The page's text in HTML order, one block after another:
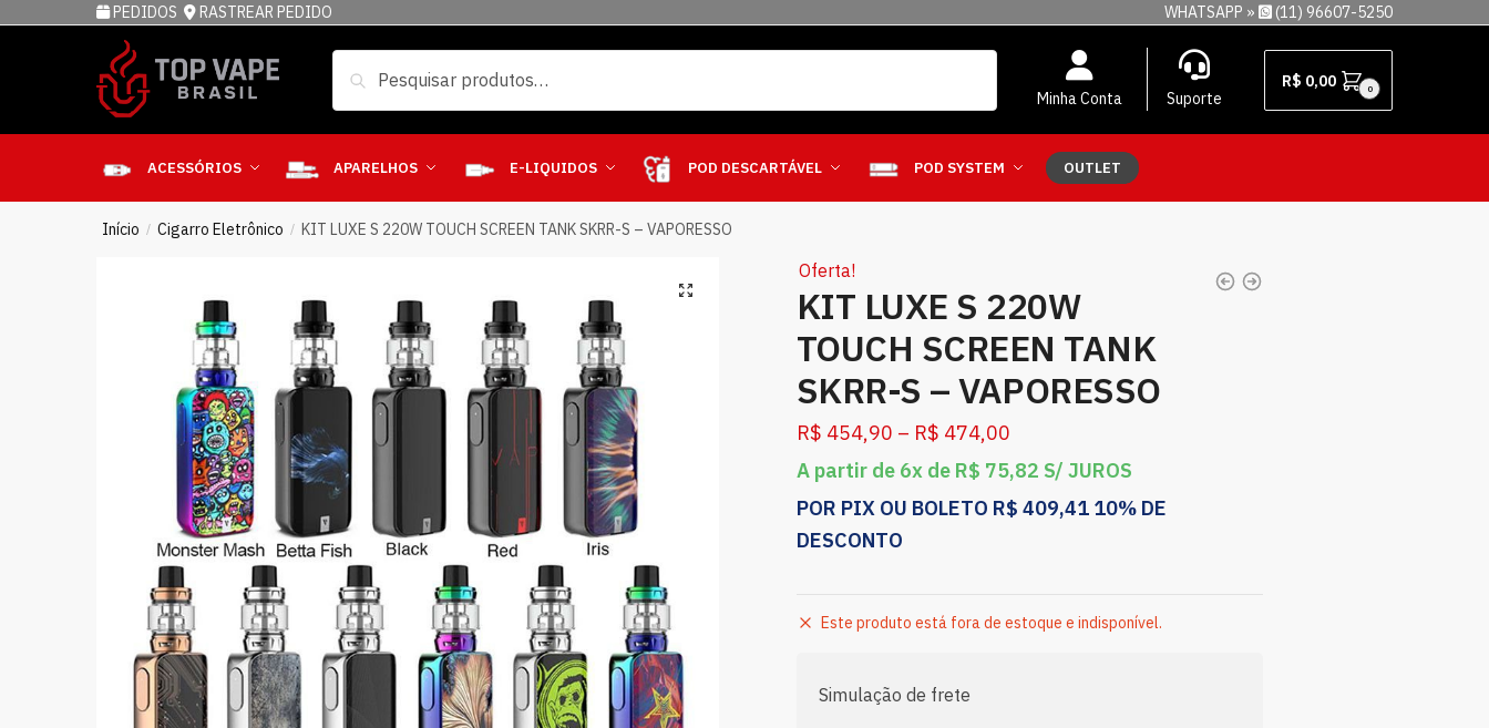
PEDIDOS RASTREAR PEDIDO WHATSAPP » (11) 96607-5250
Minha Conta Suporte
R$ 0,00 0
ACESSÓRIOS APARELHOS E-LIQUIDOS POD DESCARTÁVEL POD SYSTEM OUTLET
Início / Cigarro Eletrônico / KIT LUXE S 220W TOUCH SCREEN TANK SKRR-S – VAPORESSO
Oferta!
KIT LUXE S 220W
TOUCH SCREEN TANK
SKRR-S – VAPORESSO
R$ 454,90 – R$ 474,00
A partir de 6x de R$ 75,82 S/ JUROS
POR PIX OU BOLETO R$ 409,41 10% DE
DESCONTO
Este produto está fora de estoque e indisponível.
Simulação de frete